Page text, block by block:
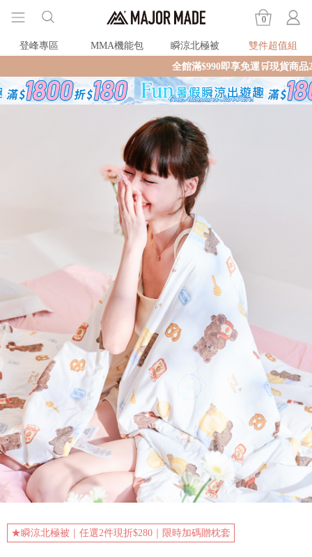
0
登峰專區 MMA機能包 瞬涼北極被
雙件超值組
全館滿$990即享免運🛒現貨商品2個工作天內火速
★瞬涼北極被｜任選2件現折$280｜限時加碼贈枕套